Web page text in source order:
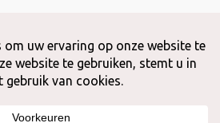
© 2026 Snuffelstore
51 -info@snuffelstore.be